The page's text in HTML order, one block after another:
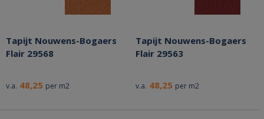
Tapijt Nouwens-Bogaers
Flair 29568
v.a. 48,25 per m2
Tapijt Nouwens-Bogaers
Flair 29563
v.a. 48,25 per m2